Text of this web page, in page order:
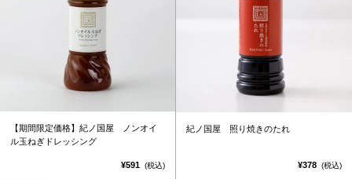
【期間限定価格】紀ノ国屋 ノンオイ
ル玉ねぎドレッシング
¥591 (税込)
紀ノ国屋 照り焼きのたれ
¥378 (税込)